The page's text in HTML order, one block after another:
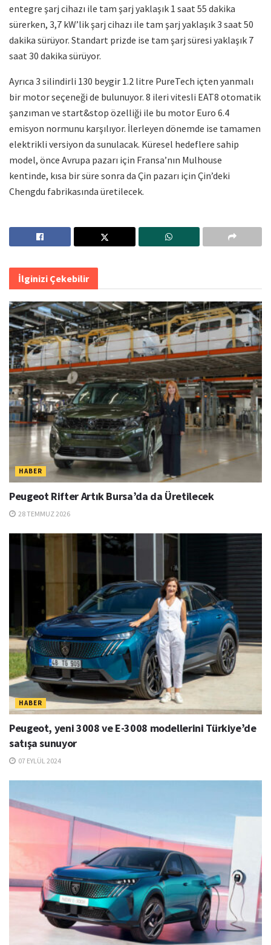
entegre şarj cihazı ile tam şarj yaklaşık 1 saat 55 dakika
sürerken, 3,7 kW’lik şarj cihazı ile tam şarj yaklaşık 3 saat 50
dakika sürüyor. Standart prizde ise tam şarj süresi yaklaşık 7
saat 30 dakika sürüyor.
Ayrıca 3 silindirli 130 beygir 1.2 litre PureTech içten yanmalı
bir motor seçeneği de bulunuyor. 8 ileri vitesli EAT8 otomatik
şanzıman ve start&stop özelliği ile bu motor Euro 6.4
emisyon normunu karşılıyor. İlerleyen dönemde ise tamamen
elektrikli versiyon da sunulacak. Küresel hedeflere sahip
model, önce Avrupa pazarı için Fransa’nın Mulhouse
kentinde, kısa bir süre sonra da Çin pazarı için Çin’deki
Chengdu fabrikasında üretilecek.
İlginizi Çekebilir
HABER
Peugeot Rifter Artık Bursa’da da Üretilecek
28 TEMMUZ 2026
HABER
Peugeot, yeni 3008 ve E-3008 modellerini Türkiye’de
satışa sunuyor
07 EYLÜL 2024